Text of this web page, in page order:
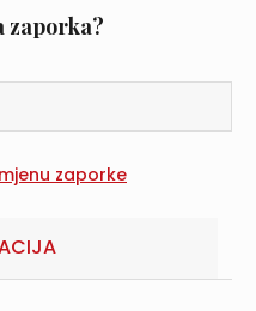
zaporka?